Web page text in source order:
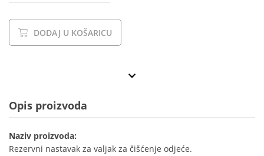
DODAJ U KOŠARICU
Opis proizvoda
Naziv proizvoda:
Rezervni nastavak za valjak za čišćenje odjeće.